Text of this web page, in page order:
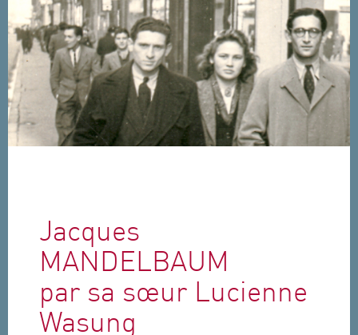
Aller au contenu principal
Jacques
MANDELBAUM
par sa sœur Lucienne
Wasung